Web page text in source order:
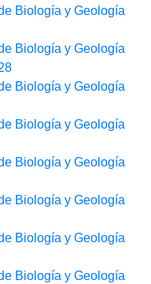
Biología y Geología
Biología y Geología
Biología y Geología
Biología y Geología
Biología y Geología
Biología y Geología
Biología y Geología
Biología y Geología